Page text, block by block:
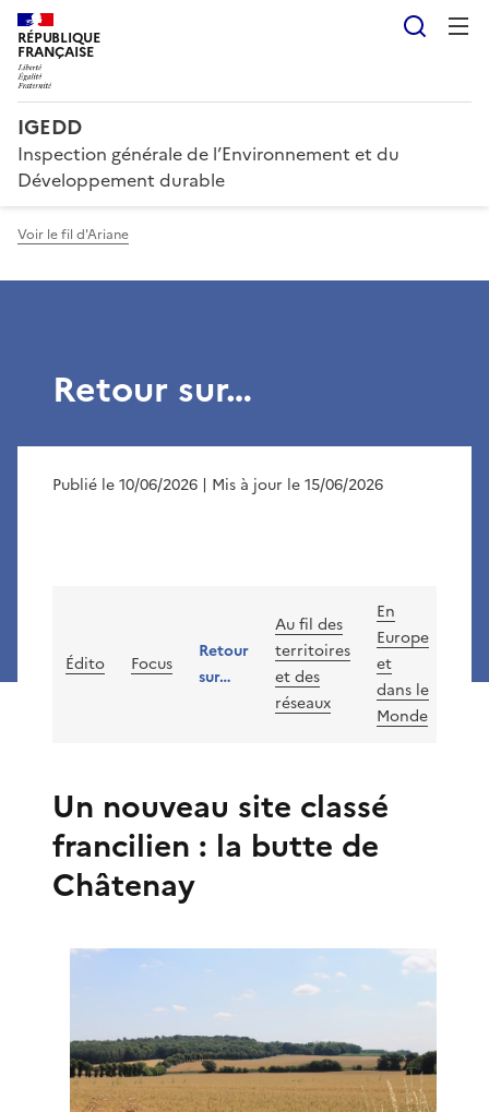
RÉPUBLIQUE
FRANÇAISE
IGEDD
Inspection générale de l’Environnement et du
Développement durable
Voir le fil d'Ariane
Retour sur…
Publié le 10/06/2026 | Mis à jour le 15/06/2026
Édito Focus
Retour
sur…
Au fil des
territoires
et des
réseaux
En
Europe
et
dans le
Monde
Un nouveau site classé
francilien : la butte de
Châtenay